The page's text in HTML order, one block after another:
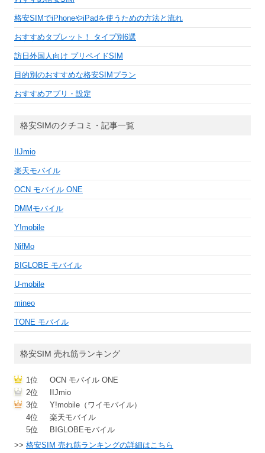
格安SIMでiPhoneやiPadを使うための方法と流れ
おすすめタブレット！ タイプ別6選
訪日外国人向け プリペイドSIM
目的別のおすすめな格安SIMプラン
おすすめアプリ・設定
格安SIMのクチコミ・記事一覧
IIJmio
楽天モバイル
OCN モバイル ONE
DMMモバイル
Y!mobile
NifMo
BIGLOBE モバイル
U-mobile
mineo
TONE モバイル
格安SIM 売れ筋ランキング
1位
OCN モバイル ONE
2位
IIJmio
3位
Y!mobile（ワイモバイル）
4位
楽天モバイル
5位
BIGLOBEモバイル
>> 格安SIM 売れ筋ランキングの詳細はこちら